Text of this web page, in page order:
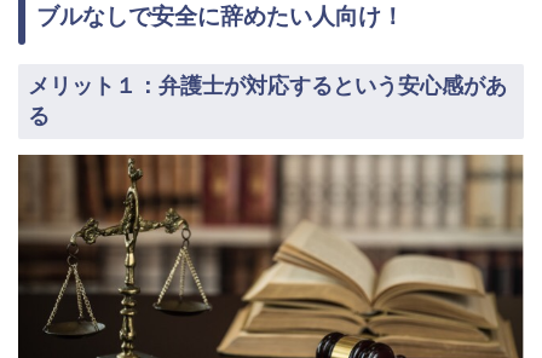
ブルなしで安全に辞めたい人向け！
メリット１：弁護士が対応するという安心感があ
る